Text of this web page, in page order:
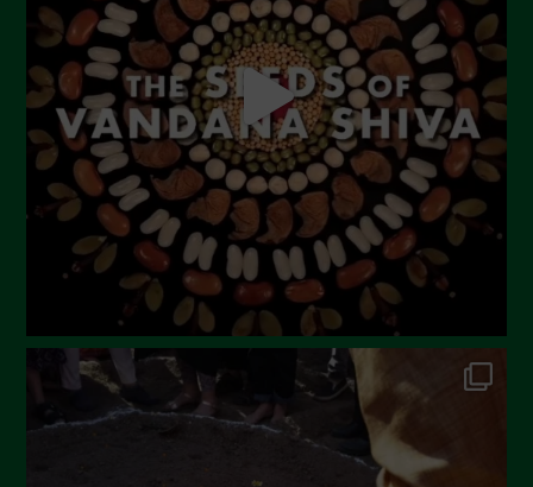
Luglio 2023
Giugno 2023
Maggio 2023
Aprile 2023
Marzo 2023
Febbraio 2023
Dicembre 2022
Novembre 2022
Ottobre 2022
Settembre 2022